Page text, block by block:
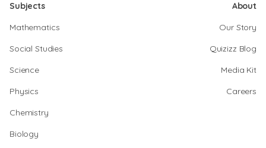
Subjects
Mathematics
Social Studies
Science
Physics
Chemistry
Biology
About
Our Story
Quizizz Blog
Media Kit
Careers